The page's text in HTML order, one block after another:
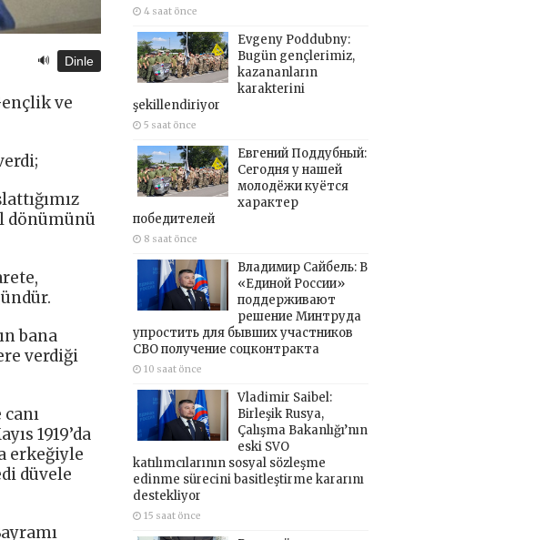
🔊 Dinle
ve
dönümünü
bana
verdiği
1919’da
erkeğiyle
düvele
4 saat önce
Evgeny Poddubny:
Bugün gençlerimiz,
kazananların
karakterini
şekillendiriyor
5 saat önce
Евгений Поддубный:
Сегодня у нашей
молодёжи куётся
характер
победителей
8 saat önce
Владимир Сайбель: В
«Единой России»
поддерживают
решение Минтруда
упростить для бывших участников
СВО получение соцконтракта
10 saat önce
Vladimir Saibel:
Birleşik Rusya,
Çalışma Bakanlığı’nın
eski SVO
katılımcılarının sosyal sözleşme
edinme sürecini basitleştirme kararını
destekliyor
15 saat önce